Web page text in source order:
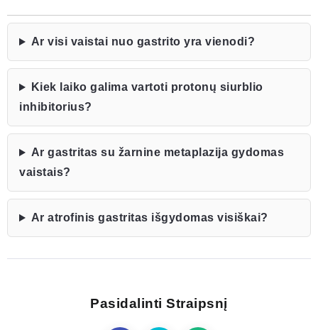
Ar visi vaistai nuo gastrito yra vienodi?
Kiek laiko galima vartoti protonų siurblio
inhibitorius?
Ar gastritas su žarnine metaplazija gydomas
vaistais?
Ar atrofinis gastritas išgydomas visiškai?
Pasidalinti Straipsnį